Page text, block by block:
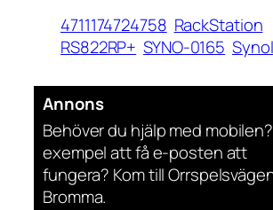
4711174724758 RackStation
RS822RP+ SYNO-0165
Annons
Behöver du hjälp med
exempel att få e-posten att
fungera? Kom till
Bromma.